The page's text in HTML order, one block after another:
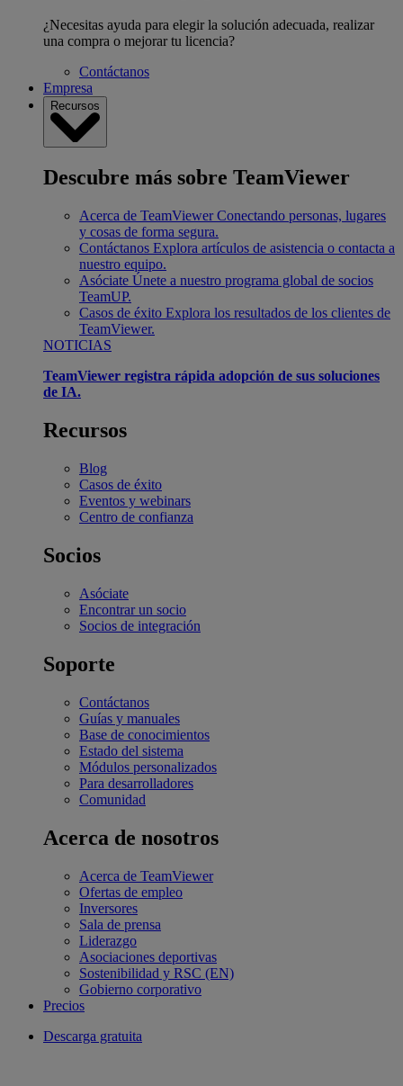
¿Necesitas ayuda para elegir la solución adecuada, realizar
una compra o mejorar tu licencia?
Contáctanos
Empresa
Recursos
Descubre más sobre TeamViewer
Acerca de TeamViewer Conectando personas, lugares
y cosas de forma segura.
Contáctanos Explora artículos de asistencia o contacta a
nuestro equipo.
Asóciate Únete a nuestro programa global de socios
TeamUP.
Casos de éxito Explora los resultados de los clientes de
TeamViewer.
NOTICIAS
TeamViewer registra rápida adopción de sus soluciones
de IA.
Recursos
Blog
Casos de éxito
Eventos y webinars
Centro de confianza
Socios
Asóciate
Encontrar un socio
Socios de integración
Soporte
Contáctanos
Guías y manuales
Base de conocimientos
Estado del sistema
Módulos personalizados
Para desarrolladores
Comunidad
Acerca de nosotros
Acerca de TeamViewer
Ofertas de empleo
Inversores
Sala de prensa
Liderazgo
Asociaciones deportivas
Sostenibilidad y RSC (EN)
Gobierno corporativo
Precios
Descarga gratuita